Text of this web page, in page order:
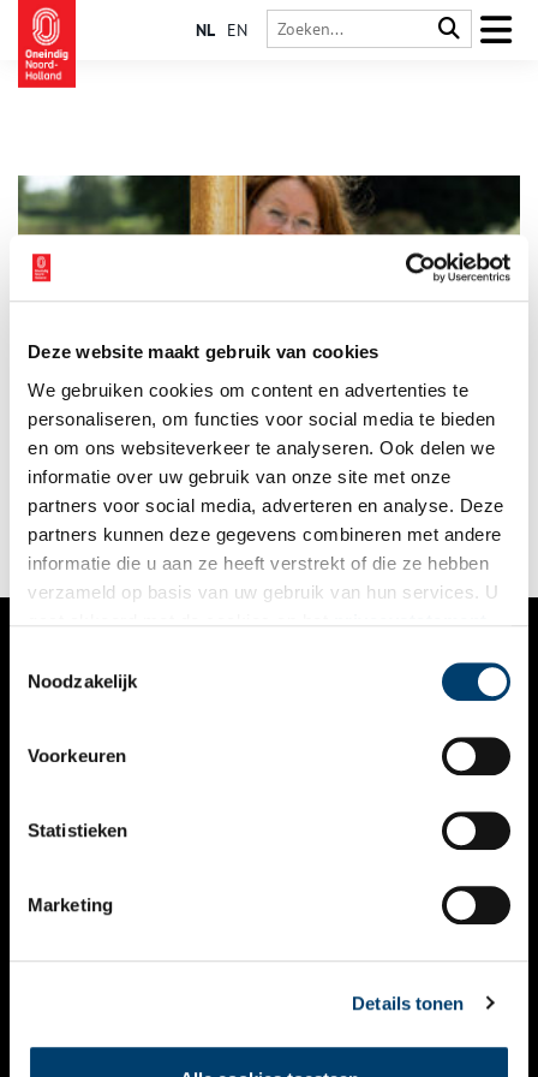
Deze website maakt gebruik van cookies
We gebruiken cookies om content en advertenties te
personaliseren, om functies voor social media te bieden
en om ons websiteverkeer te analyseren. Ook delen we
informatie over uw gebruik van onze site met onze
partners voor social media, adverteren en analyse. Deze
partners kunnen deze gegevens combineren met andere
informatie die u aan ze heeft verstrekt of die ze hebben
verzameld op basis van uw gebruik van hun services. U
Noodzakelijk
Voorkeuren
Statistieken
Marketing
Details tonen
NL EN
Op de fiets de natuur van de Gooi- en Vechtstreek verkennen
en tentoonstellingen bezoeken, het kan allemaal tijdens het
Erfgoedfestival 2025, waar dertien musea, maar ook
bibliotheken en historische kringen aan meedoen.
VERHALEN
KALENDER
THEMA’S
VIDEO’S
CONTACT